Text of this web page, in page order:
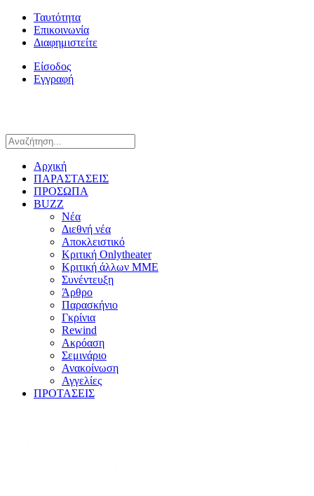
Ταυτότητα
Επικοινωνία
Διαφημιστείτε
Είσοδος
Εγγραφή
Αρχική
ΠΑΡΑΣΤΑΣΕΙΣ
ΠΡΟΣΩΠΑ
BUZZ
Νέα
Διεθνή νέα
Αποκλειστικό
Κριτική Onlytheater
Κριτική άλλων ΜΜΕ
Συνέντευξη
Άρθρο
Παρασκήνιο
Γκρίνια
Rewind
Ακρόαση
Σεμινάριο
Ανακοίνωση
Αγγελίες
ΠΡΟΤΑΣΕΙΣ